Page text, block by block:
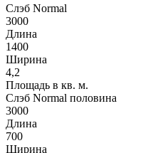
Слэб Normal
3000
Длина
1400
Ширина
4,2
Площадь в кв. м.
Слэб Normal половина
3000
Длина
700
Ширина